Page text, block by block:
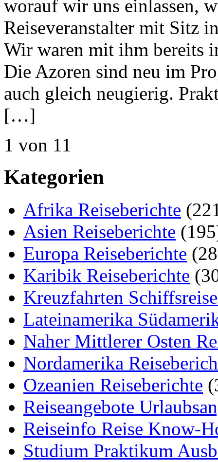
worauf wir uns einlassen,
Reiseveranstalter mit Sitz
Wir waren mit ihm bereits
Die Azoren sind neu im
auch gleich neugierig.
[…]
1 von 1 1
Kategorien
Afrika Reiseberichte
Asien Reiseberichte
Europa Reiseberichte
Karibik Reiseberichte
Kreuzfahrten
Lateinamerika
Naher Mittlerer Osten
Nordamerika
Ozeanien Reiseberichte
Reiseangebote
Reiseinfo Reise Know-
Studium Praktikum